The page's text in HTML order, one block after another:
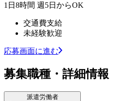
1日8時間 週5日からOK
交通費支給
未経験歓迎
応募画面に進む
募集職種・詳細情報
派遣労働者